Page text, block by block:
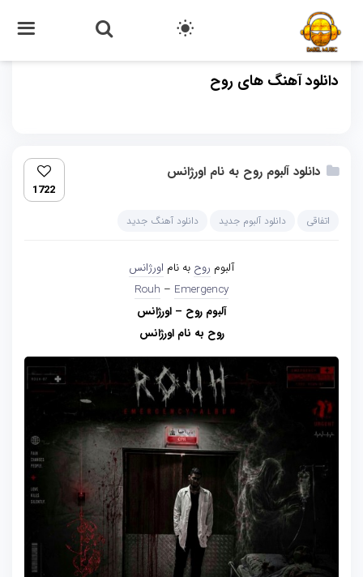
دانلود آهنگ های روح
دانلود آلبوم روح به نام اورژانس
1722
اتفاقی دانلود آلبوم جدید دانلود آهنگ جدید
آلبوم روح به نام اورژانس
Rouh – Emergency
آلبوم روح – اورژانس
روح به نام اورژانس